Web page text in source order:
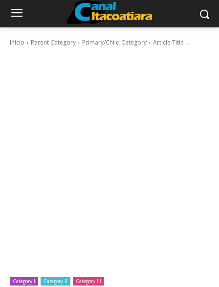
Início Parent Category Primary/Child Category Article Title ...
Category I Category II Category III